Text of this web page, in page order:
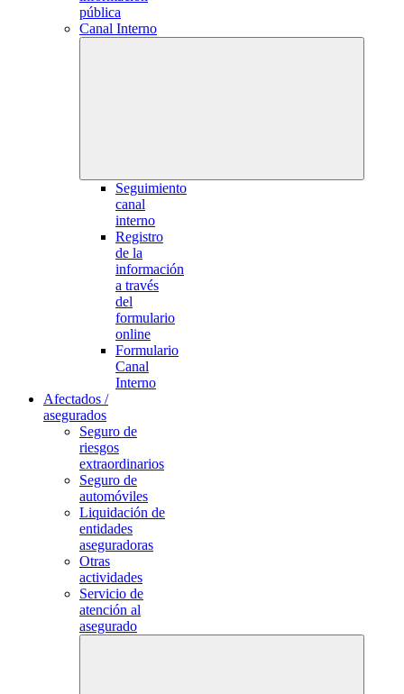
pública
Canal Interno
Seguimiento
canal
interno
Registro
de la
información
a través
del
formulario
online
Formulario
Canal
Interno
Afectados /
asegurados
Seguro de
riesgos
extraordinarios
Seguro de
automóviles
Liquidación de
entidades
aseguradoras
Otras
actividades
Servicio de
atención al
asegurado